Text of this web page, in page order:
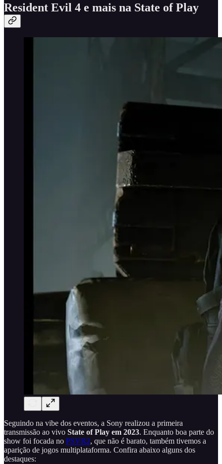
Resident Evil 4 e mais na State of Play
Seguindo na vibe dos eventos, a Sony realizou a primeira
transmissão ao vivo State of Play em 2023. Enquanto boa parte do
show foi focada no PSVR2, que não é barato, também tivemos a
aparição de jogos multiplataforma. Confira abaixo alguns dos
destaques: